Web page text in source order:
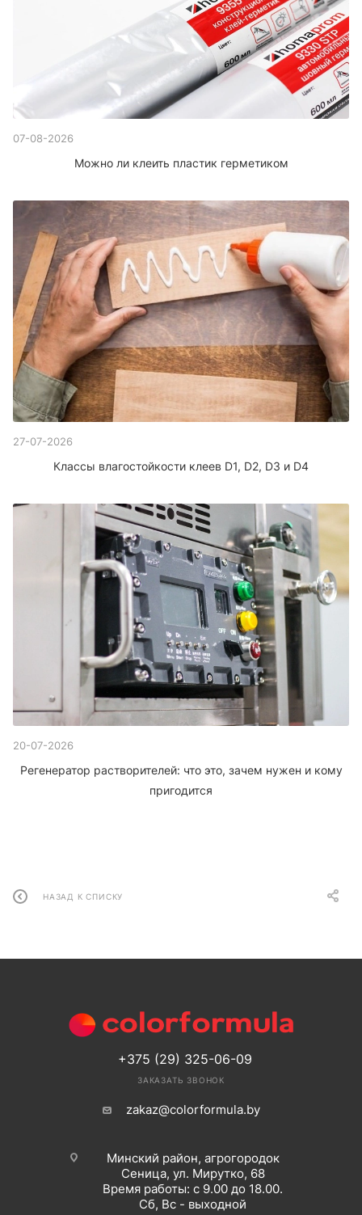
07-08-2026
Можно ли клеить пластик герметиком
27-07-2026
Классы влагостойкости клеев D1, D2, D3 и D4
20-07-2026
Регенератор растворителей: что это, зачем нужен и кому
пригодится
НАЗАД К СПИСКУ
+375 (29) 325-06-09
ЗАКАЗАТЬ ЗВОНОК
zakaz@colorformula.by
Минский район, агрогородок
Сеница, ул. Мирутко, 68
Время работы: с 9.00 до 18.00.
Сб, Вс - выходной